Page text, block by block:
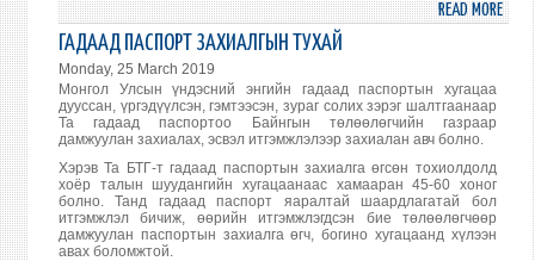
READ MORE
ГАДААД ПАСПОРТ ЗАХИАЛГЫН ТУХАЙ
Monday, 25 March 2019
Монгол Улсын үндэсний энгийн гадаад паспортын хугацаа
дууссан, үргэдүүлсэн, гэмтээсэн, зураг солих зэрэг шалтгаанаар
Та гадаад паспортоо Байнгын төлөөлөгчийн газраар
дамжуулан захиалах, эсвэл итгэмжлэлээр захиалан авч болно.
Хэрэв Та БТГ-т гадаад паспортын захиалга өгсөн тохиолдолд
хоёр талын шуудангийн хугацаанаас хамааран 45-60 хоног
болно. Танд гадаад паспорт яаралтай шаардлагатай бол
итгэмжлэл бичиж, өөрийн итгэмжлэгдсэн бие төлөөлөгчөөр
дамжуулан паспортын захиалга өгч, богино хугацаанд хүлээн
авах боломжтой.